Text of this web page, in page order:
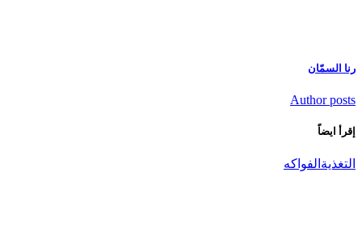
رنا السمّان
Author posts
إقرأ ايضاً
التغذية الفواكه